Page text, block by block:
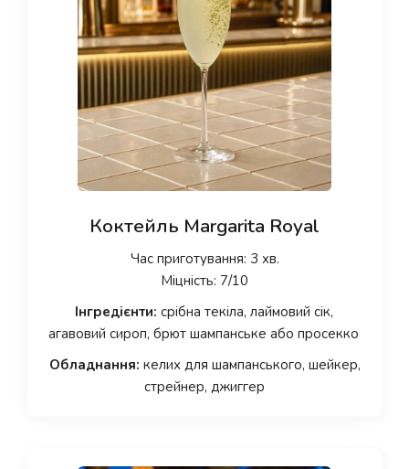
Коктейль Margarita Royal
Час приготування: 3 хв.
Міцність: 7/10
Інгредієнти: срібна текіла, лаймовий сік,
агавовий сироп, брют шампанське або просекко
Обладнання: келих для шампанського, шейкер,
стрейнер, джиггер